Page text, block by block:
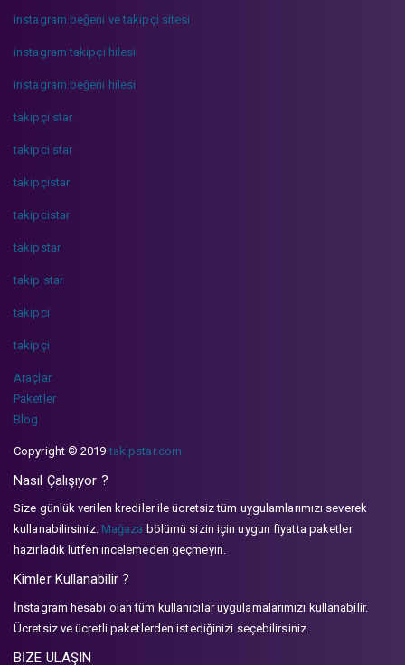
instagram beğeni ve takipçi sitesi
instagram takipçi hilesi
instagram beğeni hilesi
takipçi star
takipci star
takipçistar
takipcistar
takipstar
takip star
takipci
takipçi
Araçlar
Paketler
Blog
Copyright © 2019takipstar.com
Nasıl Çalışıyor ?
Size günlük verilen krediler ile ücretsiz tüm uygulamlarımızı severek
kullanabilirsiniz. Mağaza bölümü sizin için uygun fiyatta paketler
hazırladık lütfen incelemeden geçmeyin.
Kimler Kullanabilir ?
İnstagram hesabı olan tüm kullanıcılar uygulamalarımızı kullanabilir.
Ücretsiz ve ücretli paketlerden istediğinizi seçebilirsiniz.
BİZE ULAŞIN